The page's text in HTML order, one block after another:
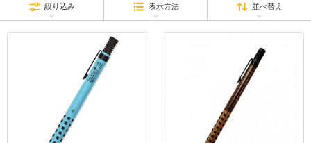
絞り込み 表示方法 並べ替え